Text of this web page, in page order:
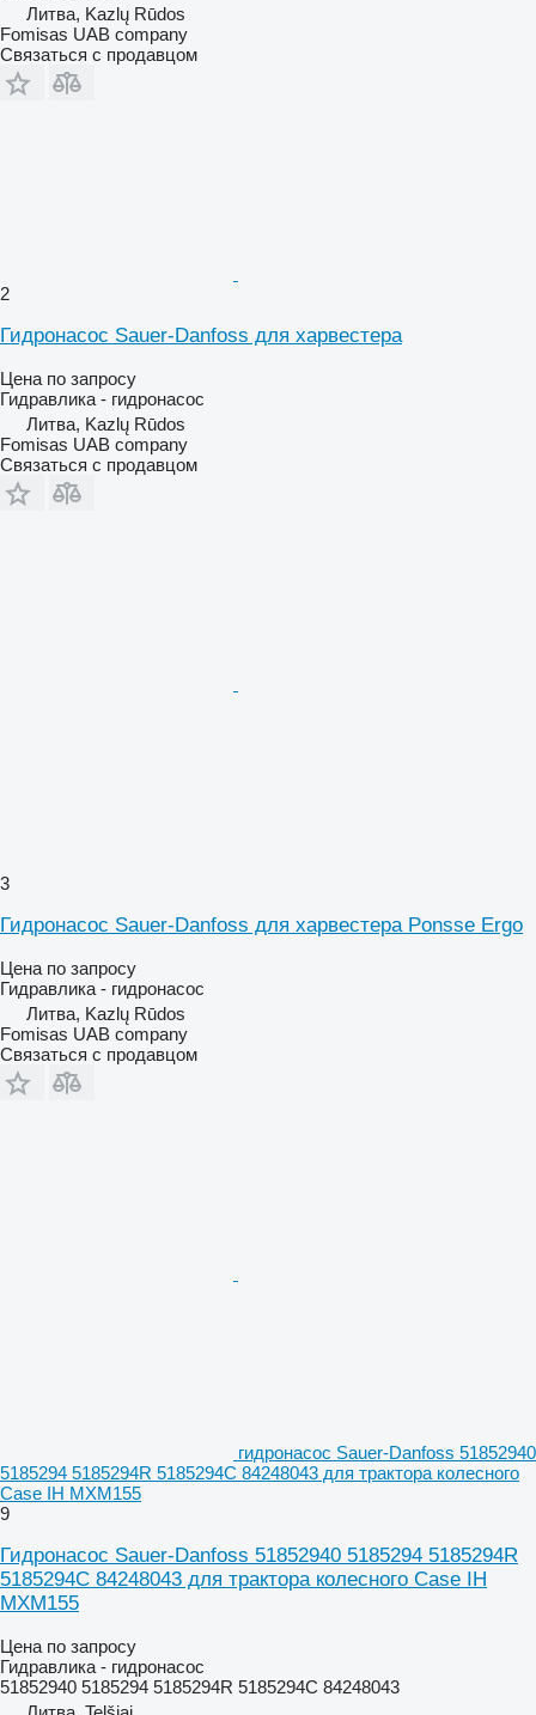
Литва, Kazlų Rūdos
Fomisas UAB company
Связаться с продавцом
2
Гидронасос Sauer-Danfoss для харвестера
Цена по запросу
Гидравлика - гидронасос
Литва, Kazlų Rūdos
Fomisas UAB company
Связаться с продавцом
3
Гидронасос Sauer-Danfoss для харвестера Ponsse Ergo
Цена по запросу
Гидравлика - гидронасос
Литва, Kazlų Rūdos
Fomisas UAB company
Связаться с продавцом
гидронасос Sauer-Danfoss 51852940
5185294 5185294R 5185294C 84248043 для трактора колесного
Case IH MXM155
9
Гидронасос Sauer-Danfoss 51852940 5185294 5185294R
5185294C 84248043 для трактора колесного Case IH
MXM155
Цена по запросу
Гидравлика - гидронасос
51852940 5185294 5185294R 5185294C 84248043